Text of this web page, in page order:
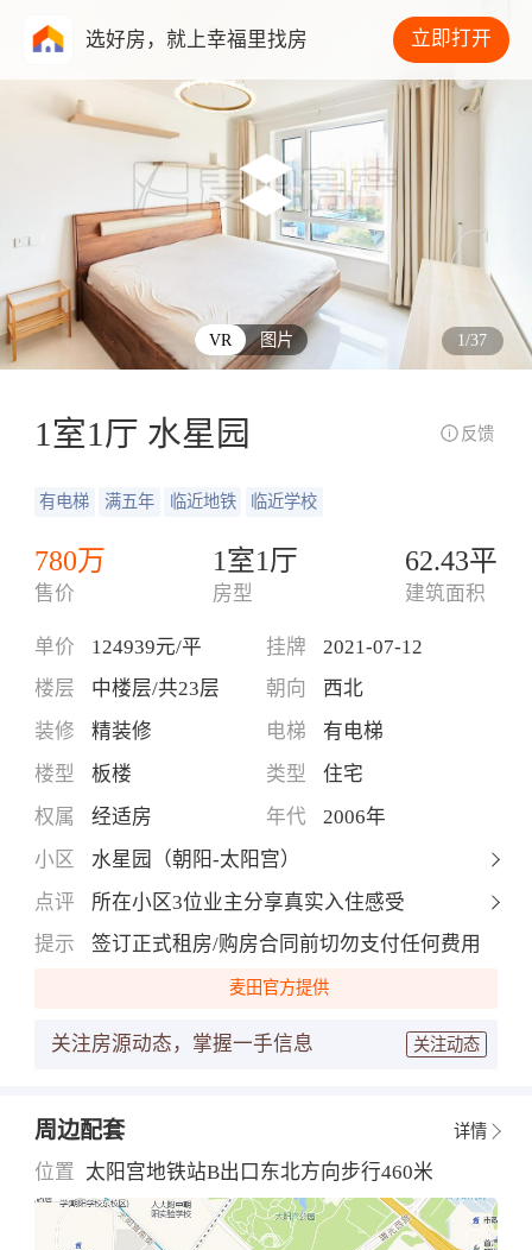
选好房，就上幸福里找房 立即打开
VR 图片 1/37
1室1厅 水星园 反馈
有电梯 满五年 临近地铁 临近学校
780万
售价
1室1厅
房型
62.43平
建筑面积
单价 124939元/平 挂牌
2021-07-12
楼层
中楼层/共23层 朝向
西北
装修
精装修 电梯
有电梯
楼型
板楼 类型
住宅
权属
经适房 年代
2006年
小区
水星园（朝阳-太阳宫）
点评
所在小区3位业主分享真实入住感受
提示
签订正式租房/购房合同前切勿支付任何费用
麦田官方提供
关注房源动态，掌握一手信息 关注动态
周边配套 详情
位置 太阳宫地铁站B出口东北方向步行460米